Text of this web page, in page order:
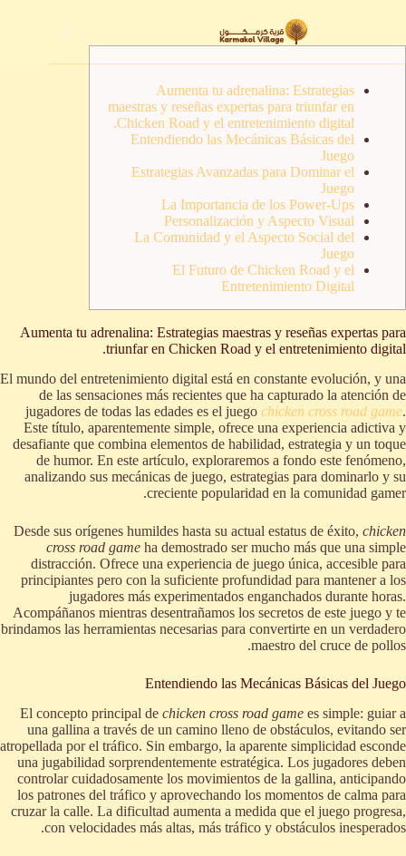
المحتوى
Aumenta tu adrenalina: Estrategias
maestras y reseñas expertas para triunfar en
Chicken Road y el entretenimiento digital.
Entendiendo las Mecánicas Básicas del
Juego
Estrategias Avanzadas para Dominar el
Juego
La Importancia de los Power-Ups
Personalización y Aspecto Visual
La Comunidad y el Aspecto Social del
Juego
El Futuro de Chicken Road y el
Entretenimiento Digital
Aumenta tu adrenalina: Estrategias maestras y reseñas expertas para
triunfar en Chicken Road y el entretenimiento digital.
El mundo del entretenimiento digital está en constante evolución, y una
de las sensaciones más recientes que ha capturado la atención de
jugadores de todas las edades es el juego chicken cross road game.
Este título, aparentemente simple, ofrece una experiencia adictiva y
desafiante que combina elementos de habilidad, estrategia y un toque
de humor. En este artículo, exploraremos a fondo este fenómeno,
analizando sus mecánicas de juego, estrategias para dominarlo y su
creciente popularidad en la comunidad gamer.
Desde sus orígenes humildes hasta su actual estatus de éxito, chicken
cross road game ha demostrado ser mucho más que una simple
distracción. Ofrece una experiencia de juego única, accesible para
principiantes pero con la suficiente profundidad para mantener a los
jugadores más experimentados enganchados durante horas.
Acompáñanos mientras desentrañamos los secretos de este juego y te
brindamos las herramientas necesarias para convertirte en un verdadero
maestro del cruce de pollos.
Entendiendo las Mecánicas Básicas del Juego
El concepto principal de chicken cross road game es simple: guiar a
una gallina a través de un camino lleno de obstáculos, evitando ser
atropellada por el tráfico. Sin embargo, la aparente simplicidad esconde
una jugabilidad sorprendentemente estratégica. Los jugadores deben
controlar cuidadosamente los movimientos de la gallina, anticipando
los patrones del tráfico y aprovechando los momentos de calma para
cruzar la calle. La dificultad aumenta a medida que el juego progresa,
con velocidades más altas, más tráfico y obstáculos inesperados.